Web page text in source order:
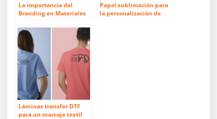
La importancia del
Branding en Materiales
Papel sublimación para
la personalización de
Láminas transfer DTF
para un marcaje textil